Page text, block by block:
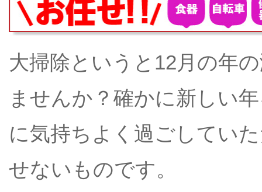
大掃除というと12月の年
ませんか？確かに新しい
に気持ちよく過ごしてい
せないものです。